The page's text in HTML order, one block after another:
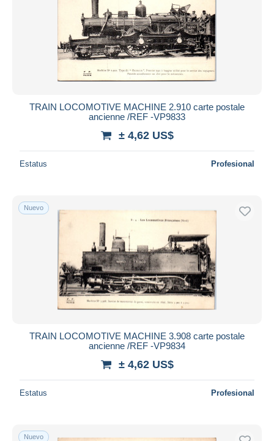
TRAIN LOCOMOTIVE MACHINE 2.910 carte postale
ancienne /REF -VP9833
± 4,62 US$
Estatus Profesional
Nuevo
TRAIN LOCOMOTIVE MACHINE 3.908 carte postale
ancienne /REF -VP9834
± 4,62 US$
Estatus Profesional
Nuevo